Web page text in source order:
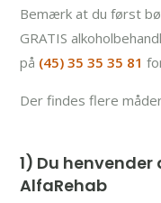
Bemærk at du først
GRATIS
på (45) 35 35 35 81
Der findes flere
1) Du
AlfaRehab